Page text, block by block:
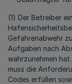
(1) Der Betreiber
Gefahrenabwehr
Aufgaben nach
wahrzunehmen
muss die
Codes erfüllen